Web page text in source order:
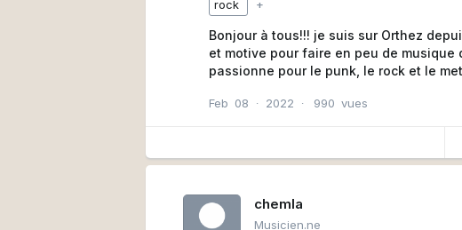
rock +
Bonjour à tous!!! je suis sur Orthez depuis en
et motive pour faire en peu de musique de
passionne pour le punk, le rock et le
quelqu'un sur Orthez et chaud!!! je suis aussi chaud, bonne journeé à vous,
Feb 08 ∙ 2022 ∙ 990 vues
chemla
Musicien.ne